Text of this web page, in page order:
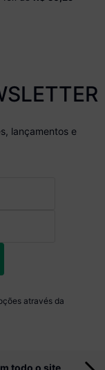
lançamentos e
através da
todo o site